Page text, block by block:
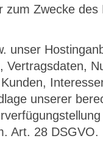
zum Zwecke
unser
Vertragsdaten,
unserer
Art. 28 DSGVO.